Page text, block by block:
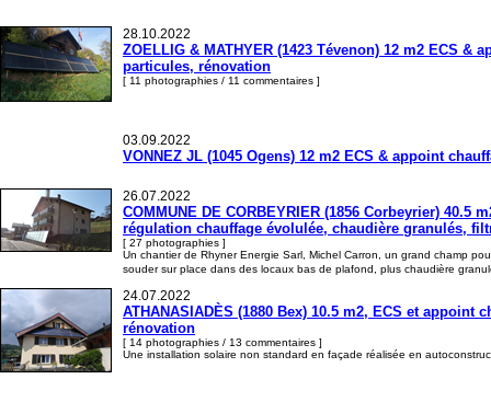
28.10.2022
ZOELLIG & MATHYER (1423 Tévenon) 12 m2 ECS
particules, rénovation
[ 11 photographies / 11 commentaires ]
03.09.2022
VONNEZ JL (1045 Ogens) 12 m2 ECS & appoint
26.07.2022
COMMUNE DE CORBEYRIER (1856 Corbeyrier)
régulation chauffage évolulée, chaudière granulés,
[ 27 photographies ]
Un chantier de Rhyner Energie Sarl, Michel Carron, un grand champ
souder sur place dans des locaux bas de plafond, plus chaudière
24.07.2022
ATHANASIADÈS (1880 Bex) 10.5 m2, ECS et
rénovation
[ 14 photographies / 13 commentaires ]
Une installation solaire non standard en façade réalisée en